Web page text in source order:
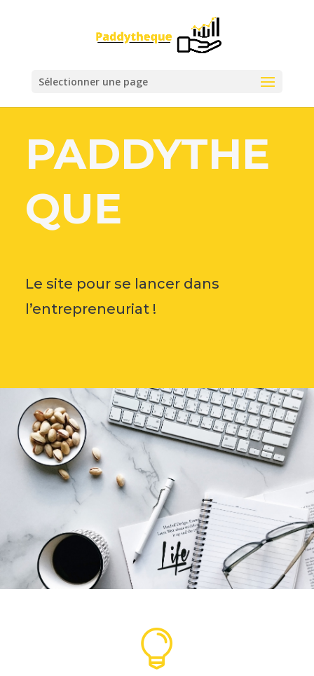
Sélectionner une page
PADDYTHE
QUE
Le site pour se lancer dans
l’entrepreneuriat !
